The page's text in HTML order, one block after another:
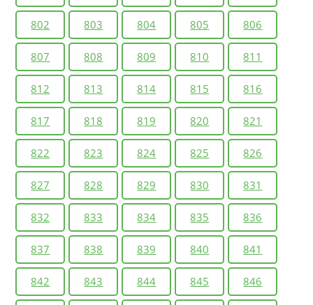
802 803 804 805 806
807 808 809 810 811
812 813 814 815 816
817 818 819 820 821
822 823 824 825 826
827 828 829 830 831
832 833 834 835 836
837 838 839 840 841
842 843 844 845 846